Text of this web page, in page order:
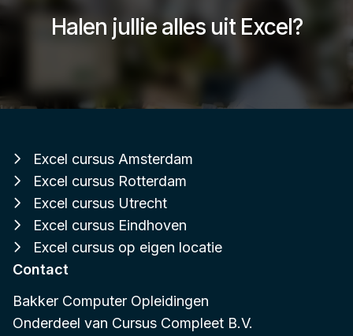
Halen jullie alles uit Excel?
Excel cursus Amsterdam
Excel cursus Rotterdam
Excel cursus Utrecht
Excel cursus Eindhoven
Excel cursus op eigen locatie
Contact
Bakker Computer Opleidingen
Onderdeel van Cursus Compleet B.V.